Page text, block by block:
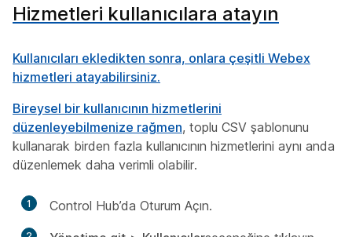
Hizmetleri kullanıcılara atayın
Kullanıcıları ekledikten sonra, onlara çeşitli Webex
hizmetleri atayabilirsiniz.
Bireysel bir kullanıcının hizmetlerini
düzenleyebilmenize rağmen, toplu CSV şablonunu
kullanarak birden fazla kullanıcının hizmetlerini aynı anda
düzenlemek daha verimli olabilir.
1 Control Hub’da Oturum Açın.